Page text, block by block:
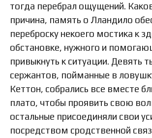
тогда перебрал ощущений.
причина, память о Лландило
переброску некоего мостика к
обстановке, нужного и
привыкнуть к ситуации. Девять
сержантов, пойманные в
Кеттон, собрались все вместе
плато, чтобы проявить свою
остальные присоединяли свои
посредством сродственной